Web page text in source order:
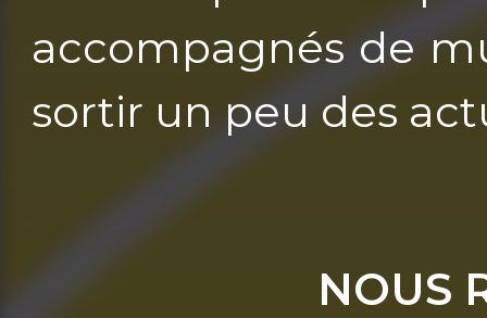
accompagnés de
sortir un peu des
NOUS